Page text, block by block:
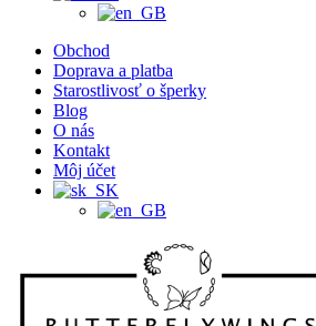
Obchod
Doprava a platba
Starostlivosť o šperky
Blog
O nás
Kontakt
Môj účet